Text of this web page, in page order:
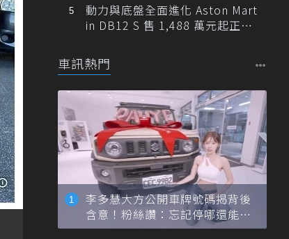
動力與底盤全面進化 Aston Mart
in DB12 S 售 1,488 萬元起正式
車訊熱門
李多慧大方公開車牌號碼揭背後
含意！粉絲讚：忘記停哪還能幫
忙找車